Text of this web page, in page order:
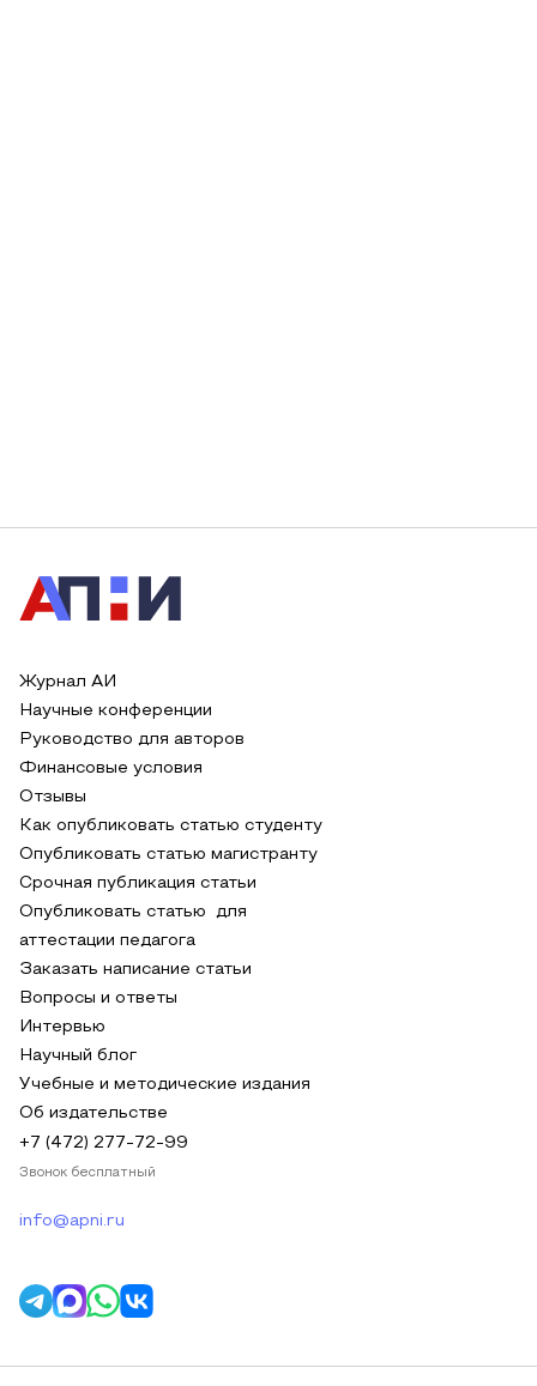
Журнал АИ
Научные конференции
Руководство для авторов
Финансовые условия
Отзывы
Как опубликовать статью студенту
Опубликовать статью магистранту
Срочная публикация статьи
Опубликовать статью для
аттестации педагога
Заказать написание статьи
Вопросы и ответы
Интервью
Научный блог
Учебные и методические издания
Об издательстве
+7 (472) 277-72-99
Звонок бесплатный
info@apni.ru